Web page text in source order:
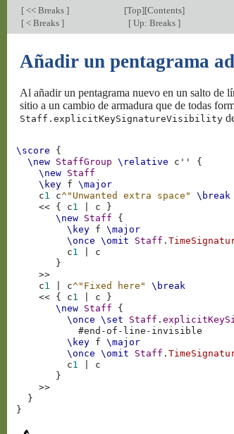
[ << Breaks ] [Top][Contents]
[ < Breaks ] [Up: Breaks ]
Añadir un pentagrama
Al añadir un pentagrama nuevo en un salto de
sitio a un cambio de armadura que de todas
Staff.explicitKeySignatureVisibility
\score
{
\new StaffGroup \relative c''
{
\new Staff
\key f
\major
c1 c^"Unwanted extra space"
\break
<< { c1 c
}
\new Staff
{
\key f
\major
\once
\omit Staff .
c1
c
}
>>
c1 c^"Fixed here"
\break
<< { c1 c
}
\new Staff
{
\once
\set Staff .
#end-of-line-invisible
\key f
\major
\once
\omit Staff .
c1
c
}
>>
}
}